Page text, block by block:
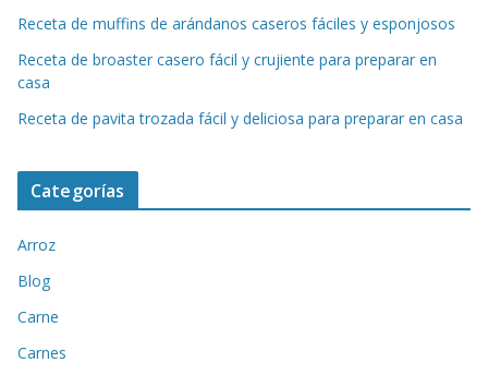
Receta de muffins de arándanos caseros fáciles y esponjosos
Receta de broaster casero fácil y crujiente para preparar en
casa
Receta de pavita trozada fácil y deliciosa para preparar en casa
Categorías
Arroz
Blog
Carne
Carnes